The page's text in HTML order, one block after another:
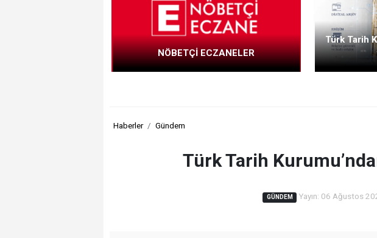
NÖBETÇİ ECZANELER
Türk Tarih
Haberler Gündem
Türk Tarih
GÜNDEM Yayın: 06 Ağustos